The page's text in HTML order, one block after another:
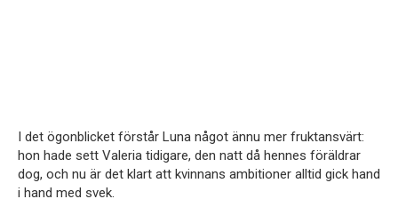
I det ögonblicket förstår Luna något ännu mer fruktansvärt:
hon hade sett Valeria tidigare, den natt då hennes föräldrar
dog, och nu är det klart att kvinnans ambitioner alltid gick hand
i hand med svek.